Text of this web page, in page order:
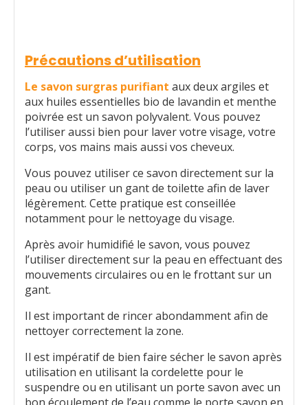
Précautions d’utilisation
Le savon surgras purifiant aux deux argiles et
aux huiles essentielles bio de lavandin et menthe
poivrée est un savon polyvalent. Vous pouvez
l’utiliser aussi bien pour laver votre visage, votre
corps, vos mains mais aussi vos cheveux.
Vous pouvez utiliser ce savon directement sur la
peau ou utiliser un gant de toilette afin de laver
légèrement. Cette pratique est conseillée
notamment pour le nettoyage du visage.
Après avoir humidifié le savon, vous pouvez
l’utiliser directement sur la peau en effectuant des
mouvements circulaires ou en le frottant sur un
gant.
Il est important de rincer abondamment afin de
nettoyer correctement la zone.
Il est impératif de bien faire sécher le savon après
utilisation en utilisant la cordelette pour le
suspendre ou en utilisant un porte savon avec un